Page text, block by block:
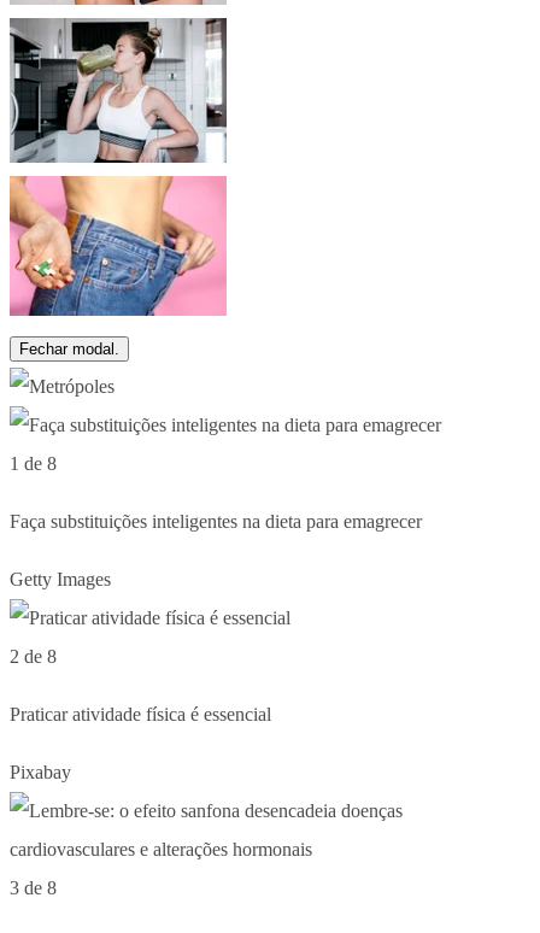
Fechar modal.
1 de 8
Faça substituições inteligentes na dieta para emagrecer
Getty Images
2 de 8
Praticar atividade física é essencial
Pixabay
3 de 8